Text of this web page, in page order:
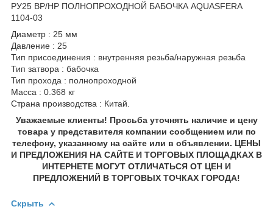
РУ25 ВР/НР ПОЛНОПРОХОДНОЙ БАБОЧКА AQUASFERA
1104-03
Диаметр : 25 мм
Давление : 25
Тип присоединения : внутренняя резьба/наружная резьба
Тип затвора : бабочка
Тип прохода : полнопроходной
Масса : 0.368 кг
Страна производства : Китай.
Уважаемые клиенты! Просьба уточнять наличие и цену
товара у представителя компании сообщением или по
телефону, указанному на сайте или в объявлении. ЦЕНЫ
И ПРЕДЛОЖЕНИЯ НА САЙТЕ И ТОРГОВЫХ ПЛОЩАДКАХ В
ИНТЕРНЕТЕ МОГУТ ОТЛИЧАТЬСЯ ОТ ЦЕН И
ПРЕДЛОЖЕНИЙ В ТОРГОВЫХ ТОЧКАХ ГОРОДА!
Скрыть